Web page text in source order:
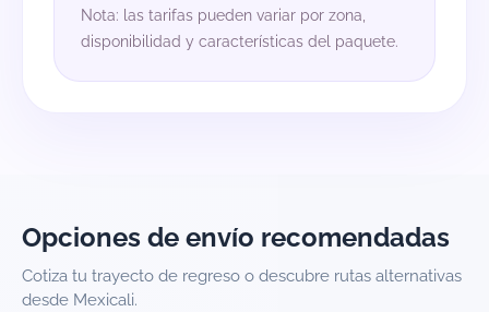
Nota: las tarifas pueden variar por zona,
disponibilidad y características del paquete.
Opciones de envío recomendadas
Cotiza tu trayecto de regreso o descubre rutas alternativas
desde Mexicali.